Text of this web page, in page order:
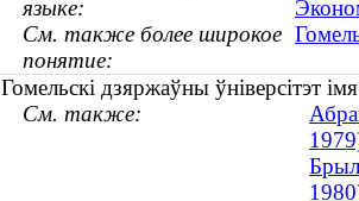
языке:
См. также более широкое
понятие:
Гомельскі дзяржаўны
См. также: